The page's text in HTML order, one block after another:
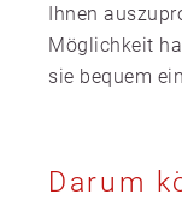
Ihnen
Möglichkeit
sie bequem
Darum